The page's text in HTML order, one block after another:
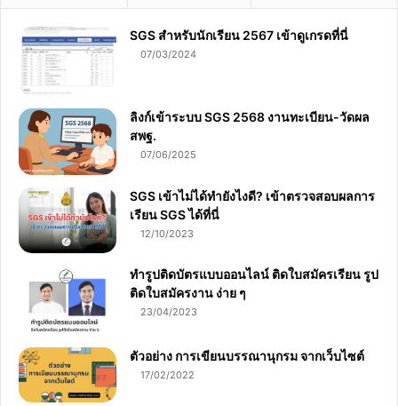
SGS สําหรับนักเรียน 2567 เข้าดูเกรดที่นี่
07/03/2024
ลิงก์เข้าระบบ SGS 2568 งานทะเบียน-วัดผล
สพฐ.
07/06/2025
SGS เข้าไม่ได้ทำยังไงดี? เข้าตรวจสอบผลการ
เรียน SGS ได้ที่นี่
12/10/2023
ทำรูปติดบัตรแบบออนไลน์ ติดใบสมัครเรียน รูป
ติดใบสมัครงาน ง่าย ๆ
23/04/2023
ตัวอย่าง การเขียนบรรณานุกรม จากเว็บไซต์
17/02/2022